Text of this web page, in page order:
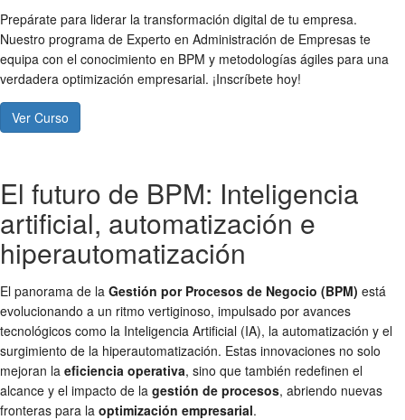
Prepárate para liderar la transformación digital de tu empresa.
Nuestro programa de Experto en Administración de Empresas te
equipa con el conocimiento en BPM y metodologías ágiles para una
verdadera optimización empresarial. ¡Inscríbete hoy!
Ver Curso
El futuro de BPM: Inteligencia
artificial, automatización e
hiperautomatización
El panorama de la Gestión por Procesos de Negocio (BPM) está
evolucionando a un ritmo vertiginoso, impulsado por avances
tecnológicos como la Inteligencia Artificial (IA), la automatización y el
surgimiento de la hiperautomatización. Estas innovaciones no solo
mejoran la eficiencia operativa, sino que también redefinen el
alcance y el impacto de la gestión de procesos, abriendo nuevas
fronteras para la optimización empresarial.